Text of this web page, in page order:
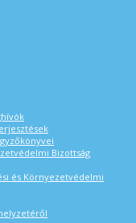
Bizottság
és Környezetvédelmi